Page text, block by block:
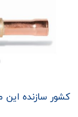
کشور سازنده